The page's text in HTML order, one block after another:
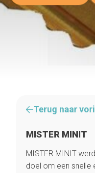
Terug naar
MISTER MINIT
MISTER MINIT
doel om een snelle